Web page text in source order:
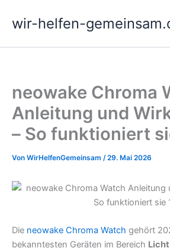
Inhaltwir-helfen-
neowake Chroma
Anleitung und
– So funktioniert
Von WirHelfenGemeinsam /29. Mai 2026
Die neowake Chroma Watch gehört
bekanntesten Geräten im Bereich